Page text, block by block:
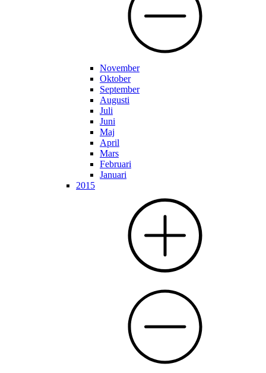
November
Oktober
September
Augusti
Juli
Juni
Maj
April
Mars
Februari
Januari
2015